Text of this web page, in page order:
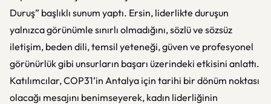
Duruş” başlıklı sunum yaptı. Ersin, liderlikte duruşun
yalnızca görünümle sınırlı olmadığını, sözlü ve sözsüz
iletişim, beden dili, temsil yeteneği, güven ve profesyonel
görünürlük gibi unsurların başarı üzerindeki etkisini anlattı.
Katılımcılar, COP31’in Antalya için tarihi bir dönüm noktası
olacağı mesajını benimseyerek, kadın liderliğinin